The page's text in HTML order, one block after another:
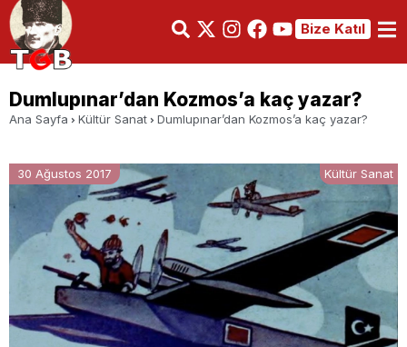
Bize Katıl
Dumlupınar’dan Kozmos’a kaç yazar?
Ana Sayfa Kültür Sanat Dumlupınar’dan Kozmos’a kaç yazar?
30 Ağustos 2017 Kültür Sanat